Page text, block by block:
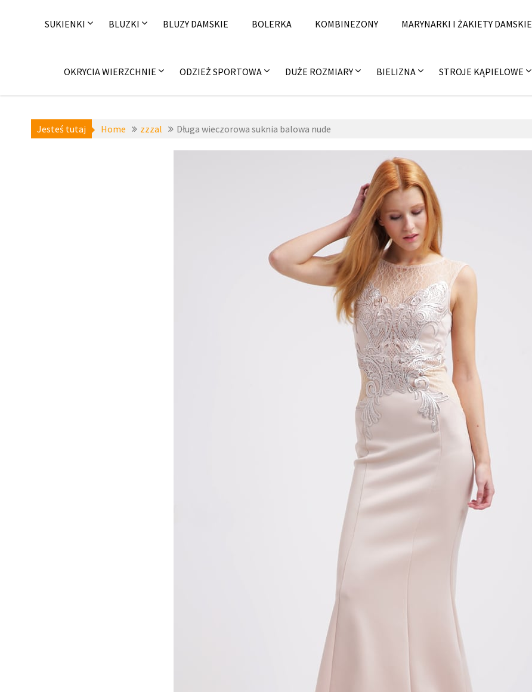
SUKIENKI BLUZKI BLUZY DAMSKIE BOLERKA KOMBINEZONY MARYNARKI I ŻAKIETY DAMSKIE
OKRYCIA WIERZCHNIE ODZIEŻ SPORTOWA DUŻE ROZMIARY BIELIZNA STROJE KĄPIELOWE
Jesteś tutaj Home zzzal Długa wieczorowa suknia balowa nude